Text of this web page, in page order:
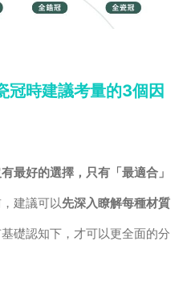
冠時建議考量的3個因
最好的選擇，只有「最適合」
建議可以先深入瞭解每種材質
基礎認知下，才可以更全面的分